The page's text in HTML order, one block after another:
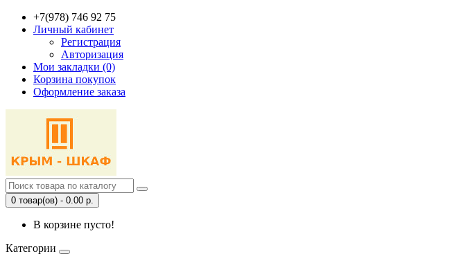
+7(978) 746 92 75
Личный кабинет
Регистрация
Авторизация
Мои закладки (0)
Корзина покупок
Оформление заказа
0 товар(ов) - 0.00 р.
В корзине пусто!
Категории